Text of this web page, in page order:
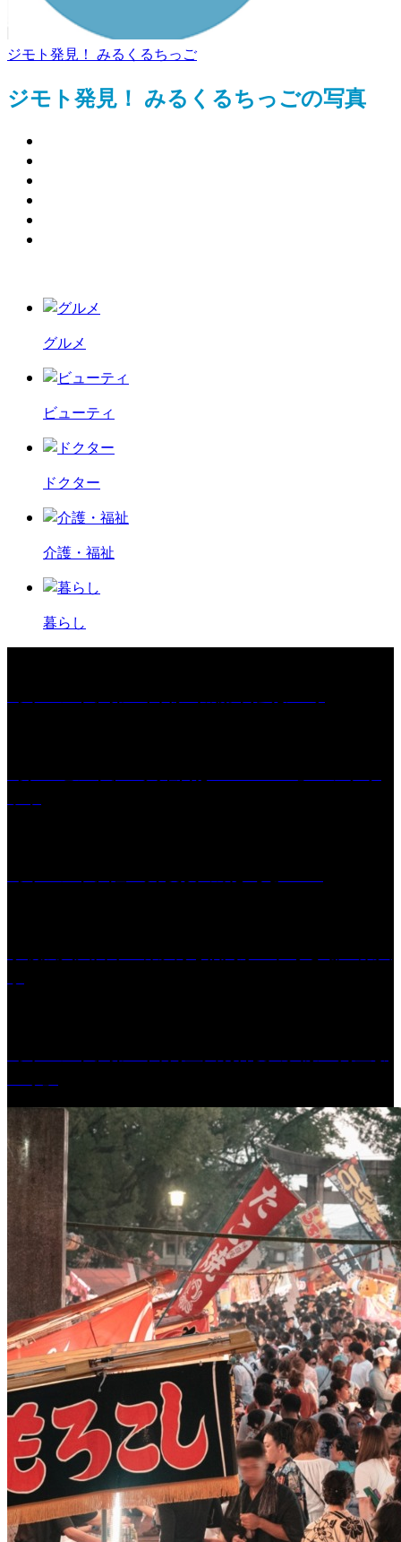
ジモト発見！ みるくるちっご
ジモト発見！ みるくるちっごの写真
グルメ
ビューティ
ドクター
介護・福祉
暮らし